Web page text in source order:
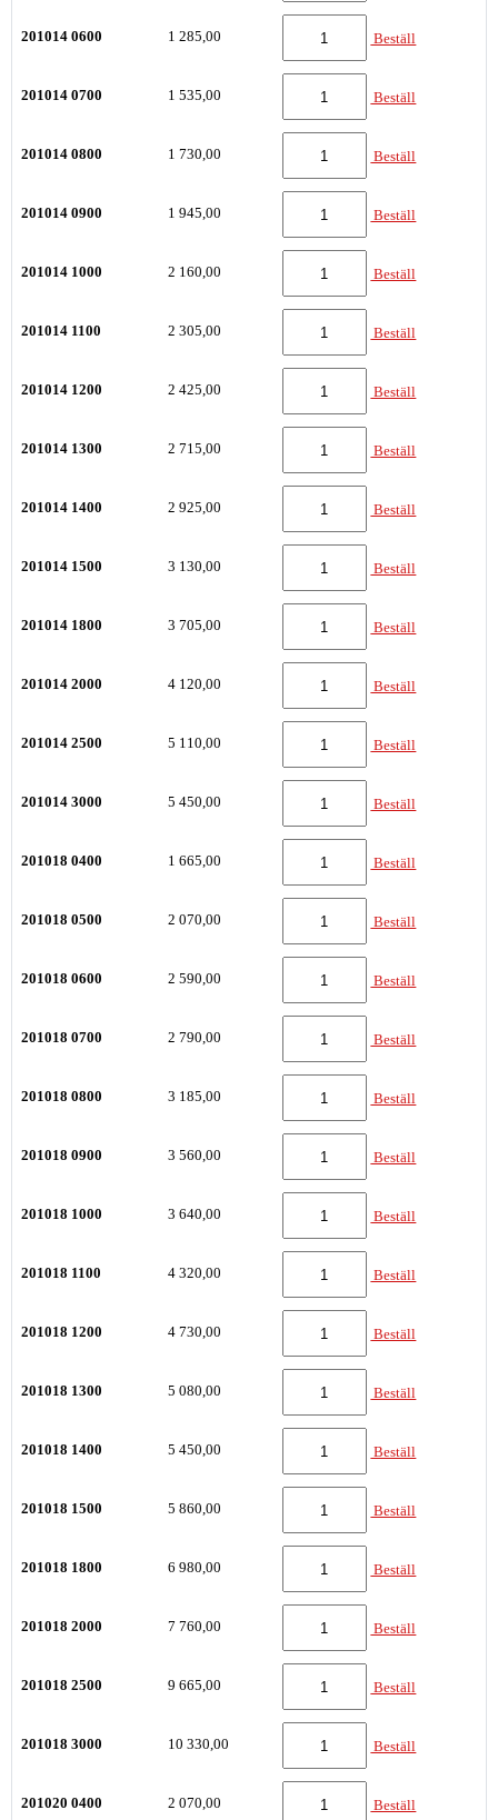
201014 0600 1 285,00 Beställ
201014 0700 1 535,00 Beställ
201014 0800 1 730,00 Beställ
201014 0900 1 945,00 Beställ
201014 1000 2 160,00 Beställ
201014 1100 2 305,00 Beställ
201014 1200 2 425,00 Beställ
201014 1300 2 715,00 Beställ
201014 1400 2 925,00 Beställ
201014 1500 3 130,00 Beställ
201014 1800 3 705,00 Beställ
201014 2000 4 120,00 Beställ
201014 2500 5 110,00 Beställ
201014 3000 5 450,00 Beställ
201018 0400 1 665,00 Beställ
201018 0500 2 070,00 Beställ
201018 0600 2 590,00 Beställ
201018 0700 2 790,00 Beställ
201018 0800 3 185,00 Beställ
201018 0900 3 560,00 Beställ
201018 1000 3 640,00 Beställ
201018 1100 4 320,00 Beställ
201018 1200 4 730,00 Beställ
201018 1300 5 080,00 Beställ
201018 1400 5 450,00 Beställ
201018 1500 5 860,00 Beställ
201018 1800 6 980,00 Beställ
201018 2000 7 760,00 Beställ
201018 2500 9 665,00 Beställ
201018 3000 10 330,00 Beställ
201020 0400 2 070,00 Beställ